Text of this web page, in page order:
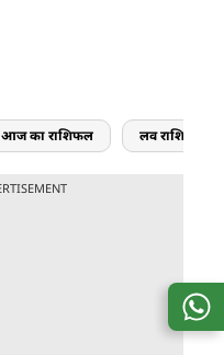
आज का राशिफल लव राशिफल